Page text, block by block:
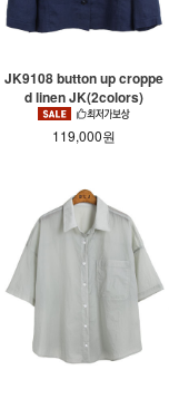
JK9108 button up croppe
d linen JK(2colors)
119,000원